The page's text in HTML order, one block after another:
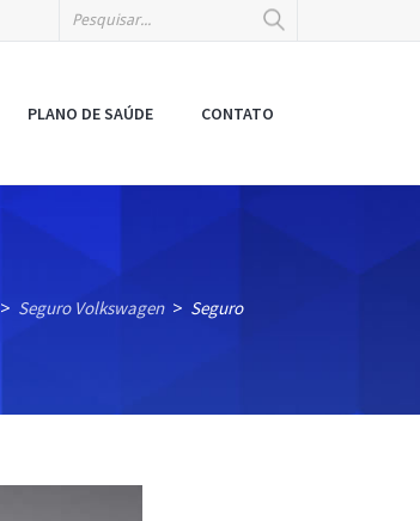
PLANO DE SAÚDE CONTATO
> Seguro Volkswagen > Seguro